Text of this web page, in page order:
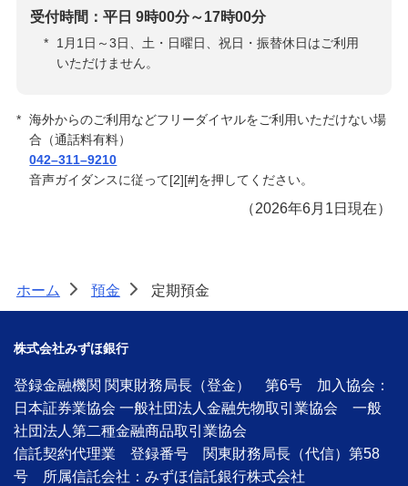
受付時間：平日 9時00分～17時00分
*
1月1日～3日、土・日曜日、祝日・振替休日はご利用
いただけません。
* 海外からのご利用などフリーダイヤルをご利用いただけない場
合（通話料有料）
042–311–9210
音声ガイダンスに従って[2][#]を押してください。
（2026年6月1日現在）
ホーム > 預金 > 定期預金
株式会社みずほ銀行
登録金融機関 関東財務局長（登金） 第6号 加入協会：
日本証券業協会 一般社団法人金融先物取引業協会 一般
社団法人第二種金融商品取引業協会
信託契約代理業 登録番号 関東財務局長（代信）第58
号 所属信託会社：みずほ信託銀行株式会社